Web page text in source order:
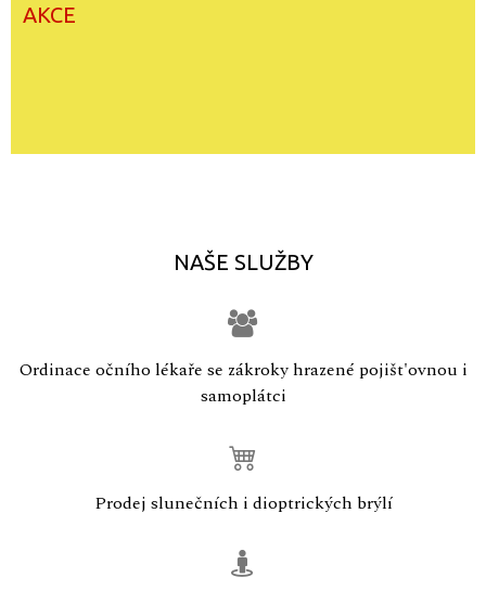
AKCE
NAŠE SLUŽBY
Ordinace očního lékaře se zákroky hrazené pojišt'ovnou i
samoplátci
Prodej slunečních i dioptrických brýlí